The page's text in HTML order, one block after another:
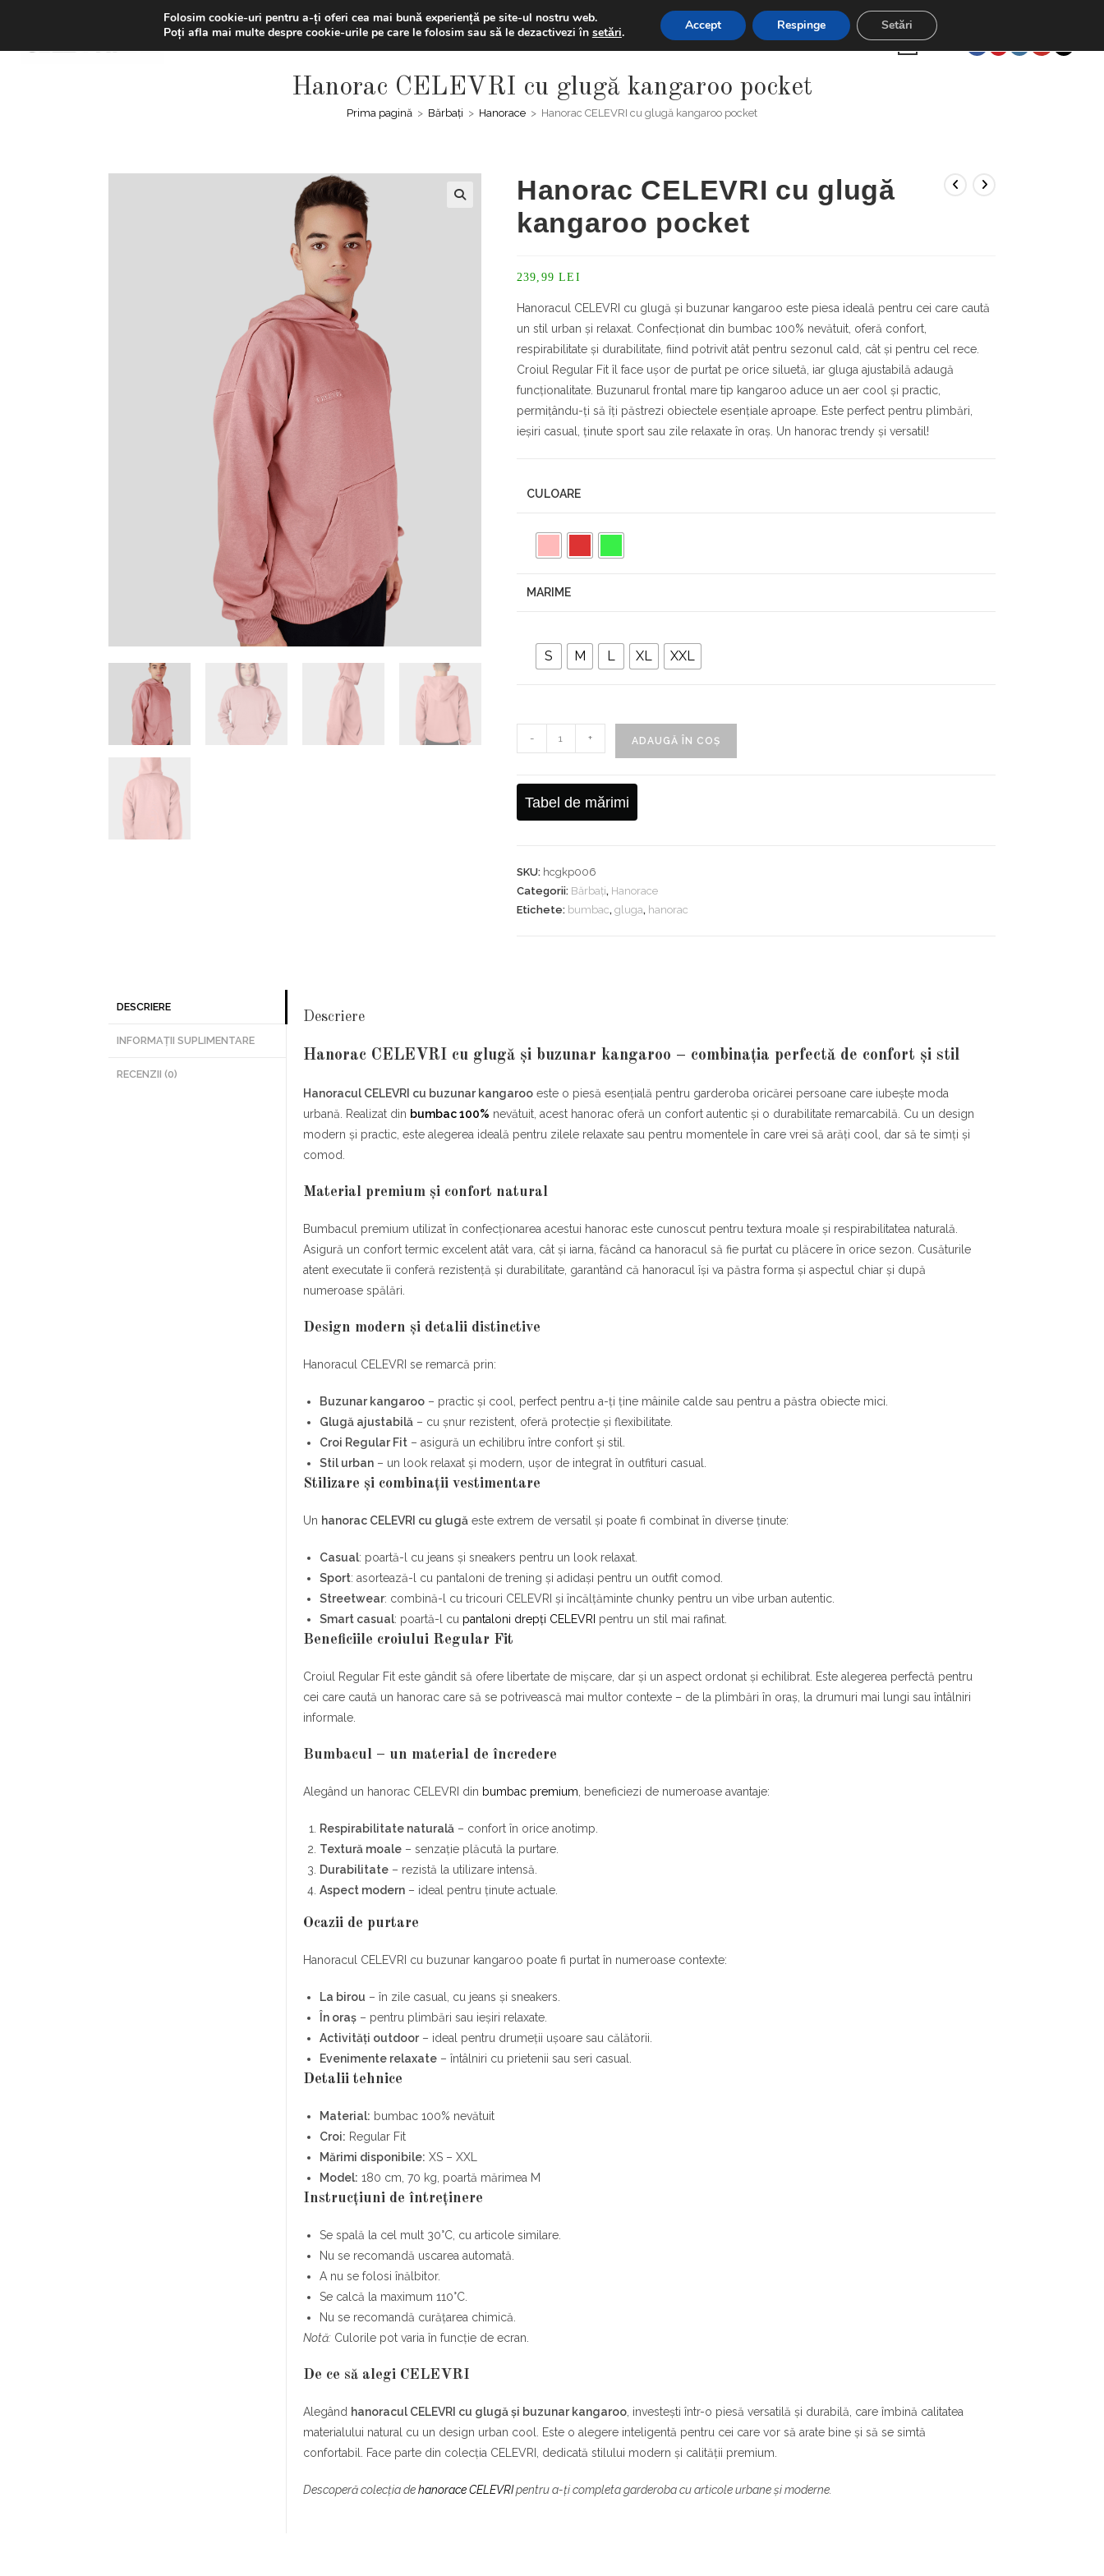
content
LIVRAREA GRATUITĂ | Ai -20% la prima comanda folosind codul "BUNVENIT20" + Extra discount 5% la plățile cu cardul
MAGAZIN CONTUL MEU 0,00LEI
Hanorac CELEVRI cu glugă kangaroo pocket
Prima pagină > Bărbați > Hanorace > Hanorac CELEVRI cu glugă kangaroo pocket
Hanorac CELEVRI cu glugă
kangaroo pocket
239,99LEI
Hanoracul CELEVRI cu glugă și buzunar kangaroo este piesa ideală pentru cei care caută
un stil urban și relaxat. Confecționat din bumbac 100% nevătuit, oferă confort,
respirabilitate și durabilitate, fiind potrivit atât pentru sezonul cald, cât și pentru cel rece.
Croiul Regular Fit îl face ușor de purtat pe orice siluetă, iar gluga ajustabilă adaugă
funcționalitate. Buzunarul frontal mare tip kangaroo aduce un aer cool și practic,
permițându-ți să îți păstrezi obiectele esențiale aproape. Este perfect pentru plimbări,
ieșiri casual, ținute sport sau zile relaxate în oraș. Un hanorac trendy și versatil!
CULOARE
MARIME
S M L XL XXL
Hanorac
- + ADAUGĂ ÎN COȘ
Tabel de mărimi
SKU: hcgkp006
Categorii: Bărbați, Hanorace
Etichete: bumbac, gluga, hanorac
DESCRIERE
INFORMAȚII SUPLIMENTARE
RECENZII (0)
Descriere
Hanorac CELEVRI cu glugă și buzunar kangaroo – combinația perfectă de confort și stil
Hanoracul CELEVRI cu buzunar kangaroo este o piesă esențială pentru garderoba oricărei persoane care iubește moda
urbană. Realizat din bumbac 100% nevătuit, acest hanorac oferă un confort autentic și o durabilitate remarcabilă. Cu un design
modern și practic, este alegerea ideală pentru zilele relaxate sau pentru momentele în care vrei să arăți cool, dar să te simți și
comod.
Material premium și confort natural
Bumbacul premium utilizat în confecționarea acestui hanorac este cunoscut pentru textura moale și respirabilitatea naturală.
Asigură un confort termic excelent atât vara, cât și iarna, făcând ca hanoracul să fie purtat cu plăcere în orice sezon. Cusăturile
atent executate îi conferă rezistență și durabilitate, garantând că hanoracul își va păstra forma și aspectul chiar și după
numeroase spălări.
Design modern și detalii distinctive
Hanoracul CELEVRI se remarcă prin:
Buzunar kangaroo – practic și cool, perfect pentru a-ți ține mâinile calde sau pentru a păstra obiecte mici.
Glugă ajustabilă – cu șnur rezistent, oferă protecție și flexibilitate.
Croi Regular Fit – asigură un echilibru între confort și stil.
Stil urban – un look relaxat și modern, ușor de integrat în outfituri casual.
Stilizare și combinații vestimentare
Un hanorac CELEVRI cu glugă este extrem de versatil și poate fi combinat în diverse ținute:
Casual: poartă-l cu jeans și sneakers pentru un look relaxat.
Sport: asortează-l cu pantaloni de trening și adidași pentru un outfit comod.
Streetwear: combină-l cu tricouri CELEVRI și încălțăminte chunky pentru un vibe urban autentic.
Smart casual: poartă-l cu pantaloni drepți CELEVRI pentru un stil mai rafinat.
Beneficiile croiului Regular Fit
Croiul Regular Fit este gândit să ofere libertate de mișcare, dar și un aspect ordonat și echilibrat. Este alegerea perfectă pentru
cei care caută un hanorac care să se potrivească mai multor contexte – de la plimbări în oraș, la drumuri mai lungi sau întâlniri
informale.
Bumbacul – un material de încredere
Alegând un hanorac CELEVRI din bumbac premium , beneficiezi de numeroase avantaje:
Respirabilitate naturală – confort în orice anotimp.
Textură moale – senzație plăcută la purtare.
Durabilitate – rezistă la utilizare intensă.
Aspect modern – ideal pentru ținute actuale.
Ocazii de purtare
Hanoracul CELEVRI cu buzunar kangaroo poate fi purtat în numeroase contexte:
La birou – în zile casual, cu jeans și sneakers.
În oraș – pentru plimbări sau ieșiri relaxate.
Activități outdoor– ideal pentru drumeții ușoare sau călătorii.
Evenimente relaxate – întâlniri cu prietenii sau seri casual.
Detalii tehnice
Material: bumbac 100% nevătuit
Croi: Regular Fit
Mărimi disponibile: XS – XXL
Model: 180 cm, 70 kg, poartă mărimea M
Instrucțiuni de întreținere
Se spală la cel mult 30°C, cu articole similare.
Nu se recomandă uscarea automată.
A nu se folosi înălbitor.
Se calcă la maximum 110°C.
Nu se recomandă curățarea chimică.
Notă: Culorile pot varia în funcție de ecran.
De ce să alegi CELEVRI
Alegând hanoracul CELEVRI cu glugă și buzunar kangaroo , investești într-o piesă versatilă și durabilă, care îmbină calitatea
materialului natural cu un design urban cool. Este o alegere inteligentă pentru cei care vor să arate bine și să se simtă
confortabil. Face parte din colecția CELEVRI, dedicată stilului modern și calității premium.
Descoperă colecția dehanorace CELEVRIpentru a-ți completa garderoba cu articole urbane și moderne.
Folosim cookie-uri pentru a-ți oferi cea mai bună experiență pe site-ul nostru web.
Poți afla mai multe despre cookie-urile pe care le folosim sau să le dezactivezi în setări. Accept Respinge Setări